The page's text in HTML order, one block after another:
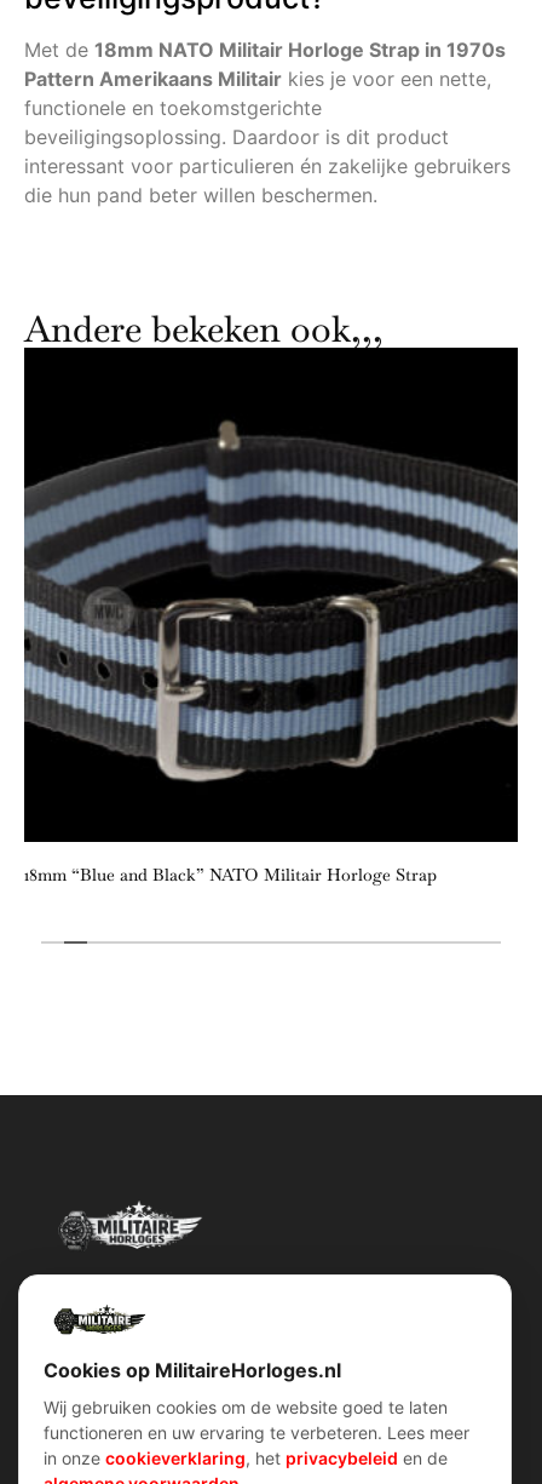
Met de 18mm NATO Militair Horloge Strap in 1970s
Pattern Amerikaans Militair kies je voor een nette,
functionele en toekomstgerichte
beveiligingsoplossing. Daardoor is dit product
interessant voor particulieren én zakelijke gebruikers
die hun pand beter willen beschermen.
Andere bekeken ook,,,
18mm “Blue and Black” NATO Militair Horloge Strap
Militairehorloges.nl is de exclusieve importeur en distributeur van
Snel menu
Home
klantenservice
Cookies op MilitaireHorloges.nl
Wij gebruiken cookies om de website goed te laten
functioneren en uw ervaring te verbeteren. Lees meer
in onze cookieverklaring, het privacybeleid en de